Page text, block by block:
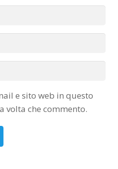
e sito web in questo
volta che commento.